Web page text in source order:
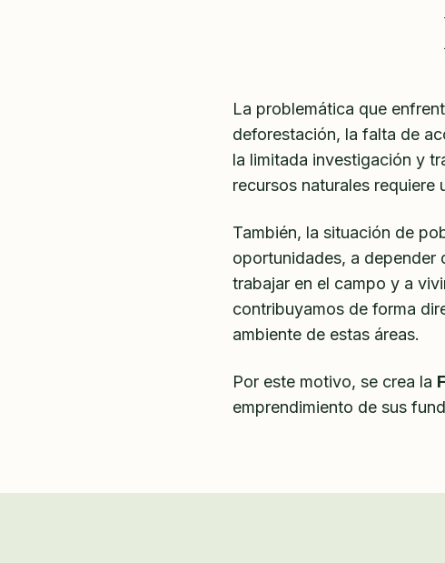
La problemática que
deforestación, la falta de
la limitada investigación y
recursos naturales requiere
También, la situación de
oportunidades, a depender
trabajar en el campo y a
contribuyamos de forma
ambiente de estas áreas.
Por este motivo, se crea la
emprendimiento de sus